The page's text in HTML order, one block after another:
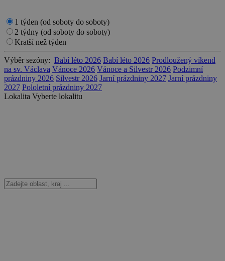
1 týden (od soboty do soboty)
2 týdny (od soboty do soboty)
Kratší než týden
Výběr sezóny: Babí léto 2026 Babí léto 2026 Prodloužený víkend
na sv. Václava Vánoce 2026 Vánoce a Silvestr 2026 Podzimní
prázdniny 2026 Silvestr 2026 Jarní prázdniny 2027 Jarní prázdniny
2027 Pololetní prázdniny 2027
Lokalita Vyberte lokalitu